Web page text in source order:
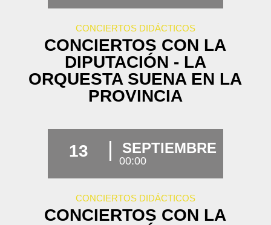
CONCIERTOS DIDÁCTICOS
CONCIERTOS CON LA
DIPUTACIÓN - LA
ORQUESTA SUENA EN LA
PROVINCIA
13 SEPTIEMBRE
00:00
CONCIERTOS DIDÁCTICOS
CONCIERTOS CON LA